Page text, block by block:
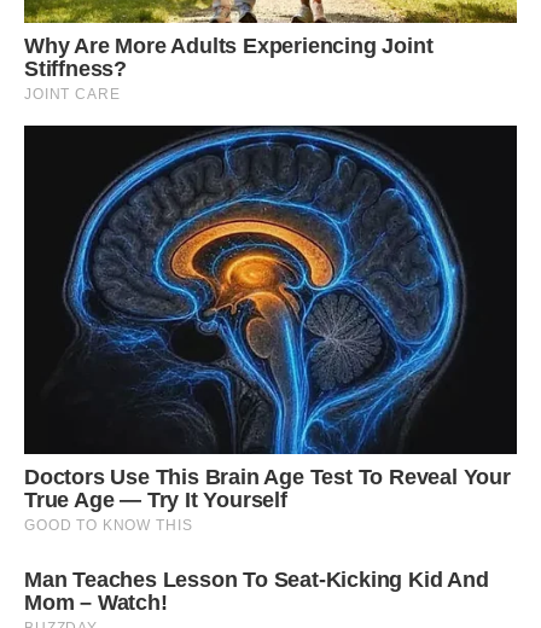
тихцем оформлювала папери. Ми були просто
безкоштовними управителями, дурниками, які підняли
ринкову ціну її нерухомості в десятки разів, щоб вона
могла забезпечити собі королівську старість.
Ми виїжджали через тиждень. Нові власники, бачачи наш
стан, дозволили забрати лише особисті речі. Степан хотів
було зняти ті самі світильники, які він замовляв у коваля
за останні гроші, але я його зупинила, взявши за руку: «Не
треба, рідний. Нехай воно їм димом стане. Не бери звідси
нічого, крім нашої честі».
Мати навіть не приїхала, щоб подивитися нам в очі. Вона
не знайшла в собі сміливості постати перед зятем, який її
на руках носив через кожен поріг. Вона просто надіслала
коротке повідомлення: «Гроші за останній місяць роботи
та продукти я лишила на тумбочці в конверті. Щасти вам
на новому місці».
На тумбочці лежало три тисячі гривень. Це була ціна
десяти років нашого життя. Ціна Степанової спини, яка
сподівань нашого сина, який думав, що ці гори — його дім
назавжди.